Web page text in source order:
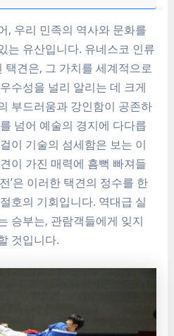
, 우리 민족의 역사와 문화를
는 유산입니다. 유네스코 인류
견은, 그 가치를 세계적으로
수성을 널리 알리는 데 크게
부드러움과 강인함이 공존하
넘어 예술의 경지에 다다릅
이 기술의 섬세함은 보는 이
이 가진 매력에 흠뻑 빠져들
’은 이러한 택견의 정수를 한
호의 기회입니다. 역대급 실
승부는, 관람객들에게 잊지
것입니다.